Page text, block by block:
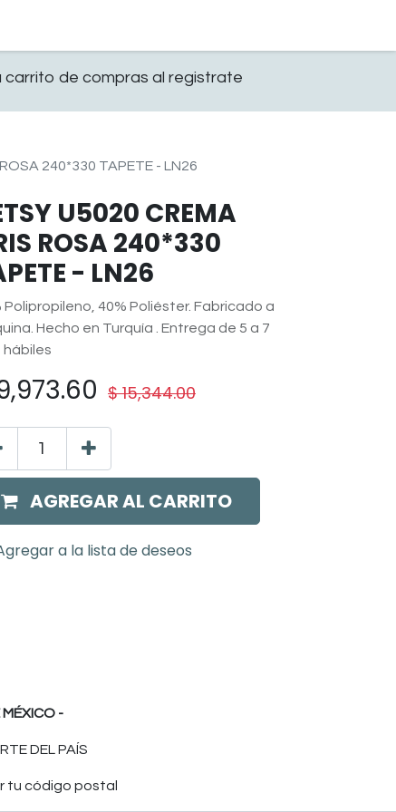
de compras al registrate
240*330 TAPETE - LN26
U5020 CREMA
ROSA 240*330
- LN26
Polipropileno, 40% Poliéster. Fabricado a
Hecho en Turquía . Entrega de 5 a 7
hábiles
$15,344.00
AGREGAR AL CARRITO
a la lista de deseos
-
DEL PAÍS
tu código postal